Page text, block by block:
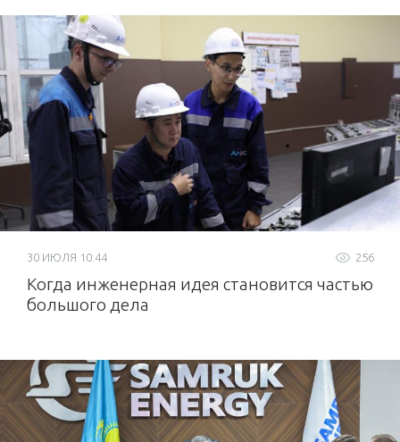
256
30 ИЮЛЯ 10:44
Когда инженерная идея становится частью
большого дела